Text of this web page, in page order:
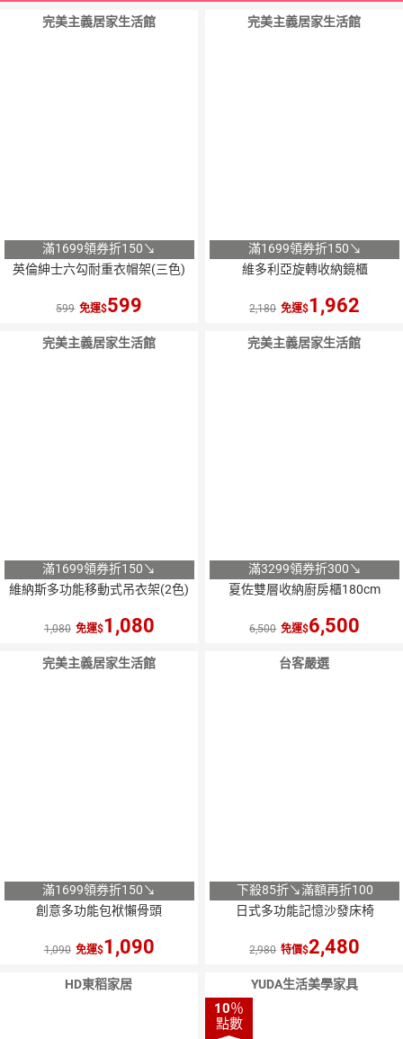
完美主義居家生活館
滿1699領券折150↘
英倫紳士六勾耐重衣帽架(三色)
599 免運 599
完美主義居家生活館
滿1699領券折150↘
維多利亞旋轉收納鏡櫃
2,180 免運 1,962
完美主義居家生活館
滿1699領券折150↘
維納斯多功能移動式吊衣架(2色)
1,080 免運 1,080
完美主義居家生活館
滿3299領券折300↘
夏佐雙層收納廚房櫃180cm
6,500 免運 6,500
完美主義居家生活館
滿1699領券折150↘
創意多功能包袱懶骨頭
1,090 免運 1,090
台客嚴選
下殺85折↘滿額再折100
日式多功能記憶沙發床椅
2,980 特價 2,480
HD東稻家居 YUDA生活美學家具
10％
點數